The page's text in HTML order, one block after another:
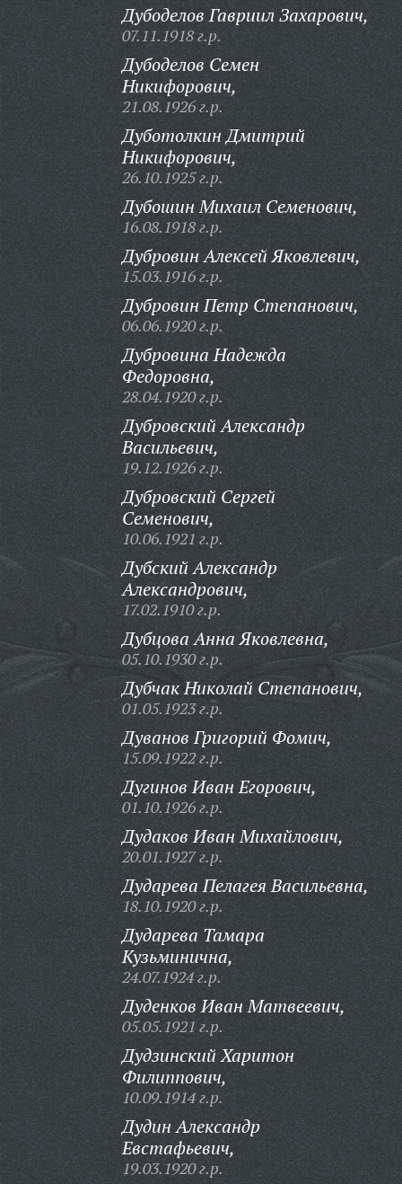
Дубоделов Гавриил Захарович,
07.11.1918 г.р.
Дубоделов Семен
Никифорович,
21.08.1926 г.р.
Дуботолкин Дмитрий
Никифорович,
26.10.1925 г.р.
Дубошин Михаил Семенович,
16.08.1918 г.р.
Дубровин Алексей Яковлевич,
15.03.1916 г.р.
Дубровин Петр Степанович,
06.06.1920 г.р.
Дубровина Надежда
Федоровна,
28.04.1920 г.р.
Дубровский Александр
Васильевич,
19.12.1926 г.р.
Дубровский Сергей
Семенович,
10.06.1921 г.р.
Дубский Александр
Александрович,
17.02.1910 г.р.
Дубцова Анна Яковлевна,
05.10.1930 г.р.
Дубчак Николай Степанович,
01.05.1923 г.р.
Дуванов Григорий Фомич,
15.09.1922 г.р.
Дугинов Иван Егорович,
01.10.1926 г.р.
Дудаков Иван Михайлович,
20.01.1927 г.р.
Дударева Пелагея Васильевна,
18.10.1920 г.р.
Дударева Тамара
Кузьминична,
24.07.1924 г.р.
Дуденков Иван Матвеевич,
05.05.1921 г.р.
Дудзинский Харитон
Филиппович,
10.09.1914 г.р.
Дудин Александр
Евстафьевич,
19.03.1920 г.р.